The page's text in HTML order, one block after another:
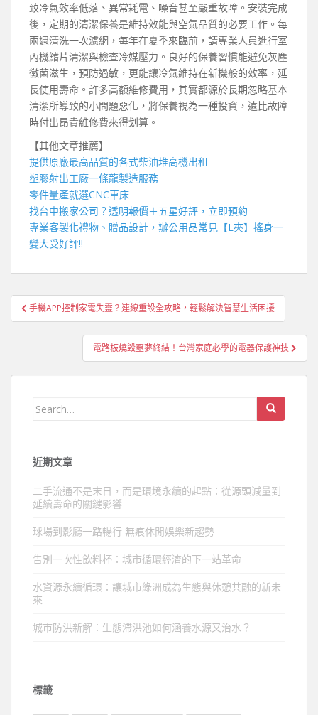
致冷氣效率低落、異常耗電、噪音甚至嚴重故障。安裝完成
後，定期的清潔保養是維持效能與空氣品質的必要工作。每
兩週清洗一次濾網，每年在夏季來臨前，請專業人員進行室
內機鰭片清潔與檢查冷媒壓力。良好的保養習慣能避免灰塵
黴菌滋生，預防過敏，更能讓冷氣維持在新機般的效率，延
長使用壽命。許多高額維修費用，其實都源於長期忽略基本
清潔所導致的小問題惡化，將保養視為一種投資，遠比故障
時付出昂貴維修費來得划算。
【其他文章推薦】
提供原廠最高品質的各式柴油堆高機出租
塑膠射出工廠一條龍製造服務
零件量產就選CNC車床
找台中搬家公司 ？透明報價＋五星好評，立即預約
專業客製化禮物、贈品設計，辦公用品常見【L夾】搖身一
變大受好評!!
文
章
手機APP控制家電失靈？連線重設全攻略，輕鬆解決智慧生活困擾
電路板燒毀噩夢終結！台灣家庭必學的電器保護神技
Search
近期文章
二手流通不是末日，而是環境永續的起點：從源頭減量到
延續壽命的關鍵影響
球場到影廳一路暢行 無痕休閒娛樂新趨勢
告別一次性飲料杯：城市循環經濟的下一站革命
水資源永續循環：讓城市綠洲成為生態與休憩共融的新未
來
城市防洪新解：生態滯洪池如何涵養水源又治水？
標籤